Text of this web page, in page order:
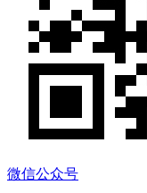
微信公众号